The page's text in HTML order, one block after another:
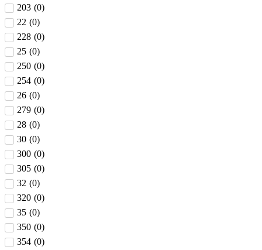
203 (0)
22 (0)
228 (0)
25 (0)
250 (0)
254 (0)
26 (0)
279 (0)
28 (0)
30 (0)
300 (0)
305 (0)
32 (0)
320 (0)
35 (0)
350 (0)
354 (0)